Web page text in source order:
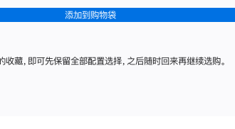
-
纳
理
添加到购物袋
藏，即可先保留全部配置选择，之后随时回来再继续选购。